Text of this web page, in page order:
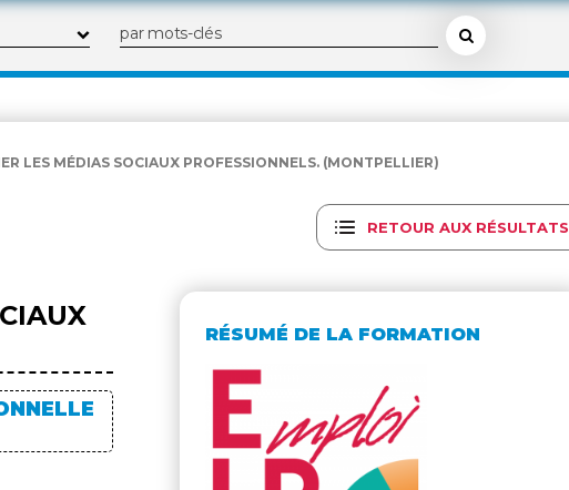
LES MÉDIAS SOCIAUX PROFESSIONNELS. (MONTPELLIER)
RETOUR AUX RÉSULTATS
RÉSUMÉ DE LA FORMATION